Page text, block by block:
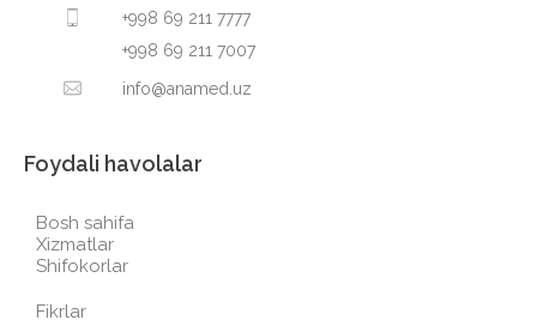
+998 69 211 7777
+998 69 211 7007
info@anamed.uz
Foydali havolalar
Bosh sahifa
Xizmatlar
Shifokorlar
Fikrlar